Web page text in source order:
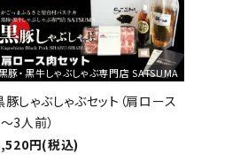
豚・黒牛しゃぶしゃぶ専門店 SATSUMA
豚しゃぶしゃぶセット（肩ロース
3人前）
円(税込)